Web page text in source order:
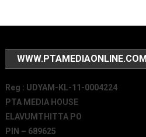
WWW.PTAMEDIAONLINE.COM
Reg : UDYAM-KL-11-0004224
PTA MEDIA HOUSE
ELAVUMTHITTA PO
PIN – 689625